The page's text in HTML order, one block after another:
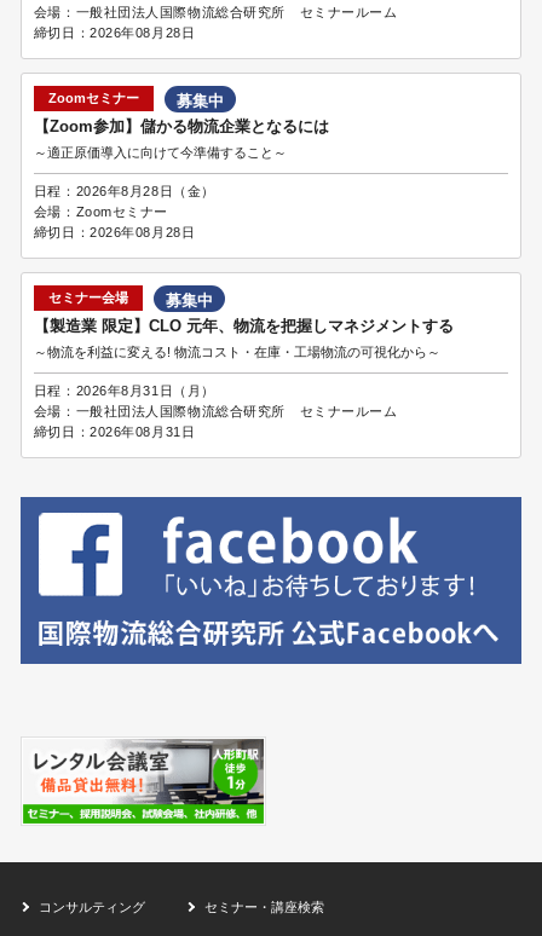
会場： 一般社団法人国際物流総合研究所 セミナールーム
締切日：2026年08月28日
Zoomセミナー
募集中
【Zoom参加】儲かる物流企業となるには
～適正原価導入に向けて今準備すること～
日程： 2026年8月28日（金）
会場： Zoomセミナー
締切日：2026年08月28日
セミナー会場
募集中
【製造業 限定】CLO 元年、物流を把握しマネジメントする
～物流を利益に変える! 物流コスト・在庫・工場物流の可視化から～
日程： 2026年8月31日（月）
会場： 一般社団法人国際物流総合研究所 セミナールーム
締切日：2026年08月31日
コンサルティング セミナー・講座検索